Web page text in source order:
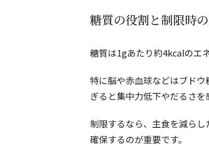
糖質の役割と制限時
糖質は1gあたり約4kcalのエ
特に脳や赤血球などはブド
ぎると集中力低下やだるさを
制限するなら、主食を減ら
確保するのが重要です。